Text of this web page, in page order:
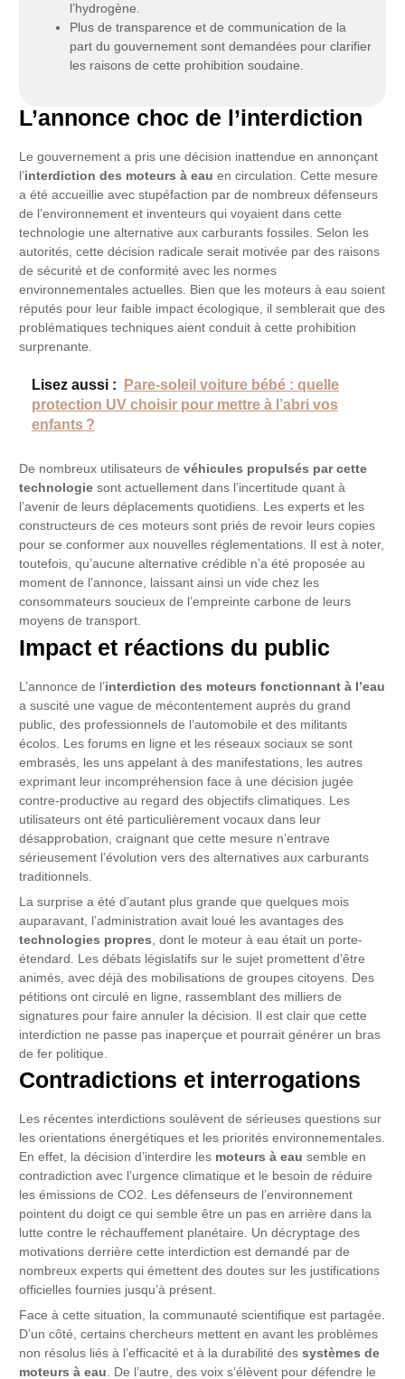
l’hydrogène.
Plus de transparence et de communication de la
part du gouvernement sont demandées pour clarifier
les raisons de cette prohibition soudaine.
L’annonce choc de l’interdiction
Le gouvernement a pris une décision inattendue en annonçant
l’interdiction des moteurs à eau en circulation. Cette mesure
a été accueillie avec stupéfaction par de nombreux défenseurs
de l’environnement et inventeurs qui voyaient dans cette
technologie une alternative aux carburants fossiles. Selon les
autorités, cette décision radicale serait motivée par des raisons
de sécurité et de conformité avec les normes
environnementales actuelles. Bien que les moteurs à eau soient
réputés pour leur faible impact écologique, il semblerait que des
problématiques techniques aient conduit à cette prohibition
surprenante.
Lisez aussi :
Pare-soleil voiture bébé : quelle
protection UV choisir pour mettre à l’abri vos
enfants ?
De nombreux utilisateurs devéhicules propulsés par cette
technologie sont actuellement dans l’incertitude quant à
l’avenir de leurs déplacements quotidiens. Les experts et les
constructeurs de ces moteurs sont priés de revoir leurs copies
pour se conformer aux nouvelles réglementations. Il est à noter,
toutefois, qu’aucune alternative crédible n’a été proposée au
moment de l’annonce, laissant ainsi un vide chez les
consommateurs soucieux de l’empreinte carbone de leurs
moyens de transport.
Impact et réactions du public
L’annonce de l’interdiction des moteurs fonctionnant à l’eau
a suscité une vague de mécontentement auprès du grand
public, des professionnels de l’automobile et des militants
écolos. Les forums en ligne et les réseaux sociaux se sont
embrasés, les uns appelant à des manifestations, les autres
exprimant leur incompréhension face à une décision jugée
contre-productive au regard des objectifs climatiques. Les
utilisateurs ont été particulièrement vocaux dans leur
désapprobation, craignant que cette mesure n’entrave
sérieusement l’évolution vers des alternatives aux carburants
traditionnels.
La surprise a été d’autant plus grande que quelques mois
auparavant, l’administration avait loué les avantages des
technologies propres , dont le moteur à eau était un porte-
étendard. Les débats législatifs sur le sujet promettent d’être
animés, avec déjà des mobilisations de groupes citoyens. Des
pétitions ont circulé en ligne, rassemblant des milliers de
signatures pour faire annuler la décision. Il est clair que cette
interdiction ne passe pas inaperçue et pourrait générer un bras
de fer politique.
Contradictions et interrogations
Les récentes interdictions soulèvent de sérieuses questions sur
les orientations énergétiques et les priorités environnementales.
En effet, la décision d’interdire les moteurs à eau semble en
contradiction avec l’urgence climatique et le besoin de réduire
les émissions de CO2. Les défenseurs de l’environnement
pointent du doigt ce qui semble être un pas en arrière dans la
lutte contre le réchauffement planétaire. Un décryptage des
motivations derrière cette interdiction est demandé par de
nombreux experts qui émettent des doutes sur les justifications
officielles fournies jusqu’à présent.
Face à cette situation, la communauté scientifique est partagée.
D’un côté, certains chercheurs mettent en avant les problèmes
non résolus liés à l’efficacité et à la durabilité dessystèmes de
moteurs à eau. De l’autre, des voix s’élèvent pour défendre le